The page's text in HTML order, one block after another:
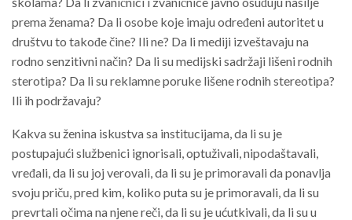
prema ženama? Da li osobe koje imaju određeni autoritet u
društvu to takođe čine? Ili ne? Da li mediji izveštavaju na
rodno senzitivni način? Da li su medijski sadržaji lišeni rodnih
sterotipa? Da li su reklamne poruke lišene rodnih stereotipa?
Ili ih podržavaju?
Kakva su ženina iskustva sa institucijama, da li su je
postupajući službenici ignorisali, optuživali, nipodaštavali,
vređali, da li su joj verovali, da li su je primoravali da ponavlja
svoju priču, pred kim, koliko puta su je primoravali, da li su
prevrtali očima na njene reči, da li su je ućutkivali, da li su u